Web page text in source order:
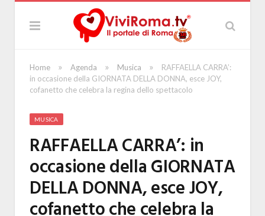
Home » Agenda » Musica »
RAFFAELLA CARRA’:
in occasione della GIORNATA DELLA DONNA, esce JOY,
cofanetto che celebra la regina dello spettacolo
MUSICA
RAFFAELLA CARRA’: in
occasione della GIORNATA
DELLA DONNA, esce JOY,
cofanetto che celebra la